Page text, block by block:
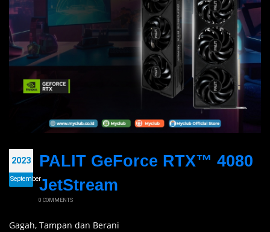
2023
September
PALIT GeForce RTX™ 4080
JetStream
0 COMMENTS
Gagah, Tampan dan Berani